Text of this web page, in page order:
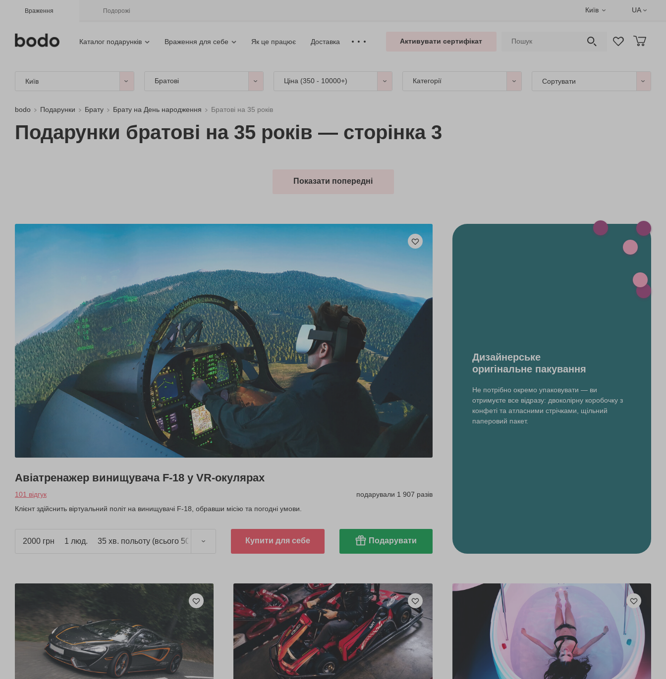
Враження Подорожі Київ UA
Каталог подарунків Враження для себе Як це працює Доставка Активувати сертифікат
Київ Братові Ціна (350 - 10000+) Категорії Сортувати
bodo Подарунки Брату Брату на День народження Братові на 35 років
Подарунки братові на 35 років — сторінка 3
Показати попередні
Авіатренажер винищувача F-18 у VR-окулярах
101 відгук
подарували 1 907 разів
Клієнт здійснить віртуальний політ на винищувачі F-18, обравши місію та погодні умови.
2000 грн 1 люд. 35 хв. польоту (всього 50 хв.) Купити для себе Подарувати
Дизайнерське
оригінальне пакування
Не потрібно окремо упаковувати — ви
отримуєте все відразу: двоколірну коробочку з
конфеті та атласними стрічками, щільний
паперовий пакет.